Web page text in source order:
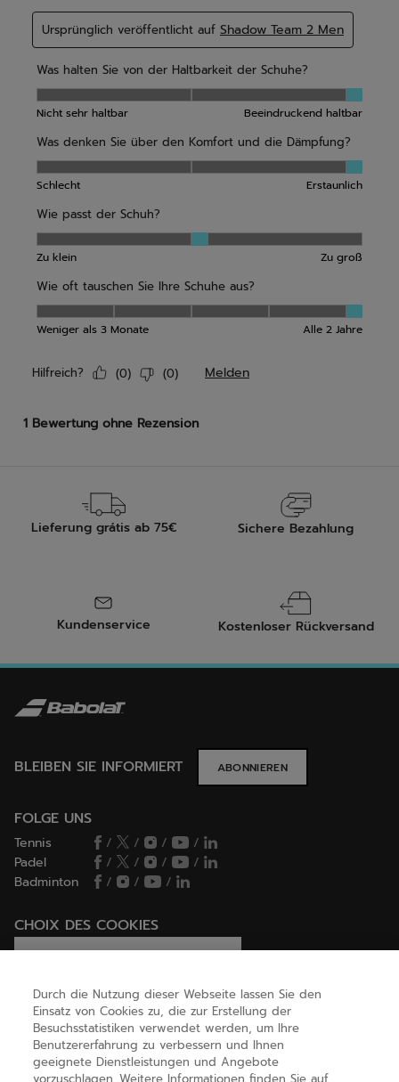
Lieferung grátis ab 75€ Sichere Bezahlung
Kundenservice Kostenloser Rückversand
BLEIBEN SIE INFORMIERT ABONNIEREN
FOLGE UNS
Tennis / / /
/
Padel
/ / /
/
Badminton
/ / /
CHOIX DES COOKIES
HILFE
Durch die Nutzung dieser Webseite lassen Sie den
Einsatz von Cookies zu, die zur Erstellung der
Besuchsstatistiken verwendet werden, um Ihre
Benutzererfahrung zu verbessern und Ihnen
geeignete Dienstleistungen und Angebote